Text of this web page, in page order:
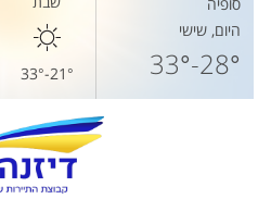
היום, שישי
28°-33°
21°-33°